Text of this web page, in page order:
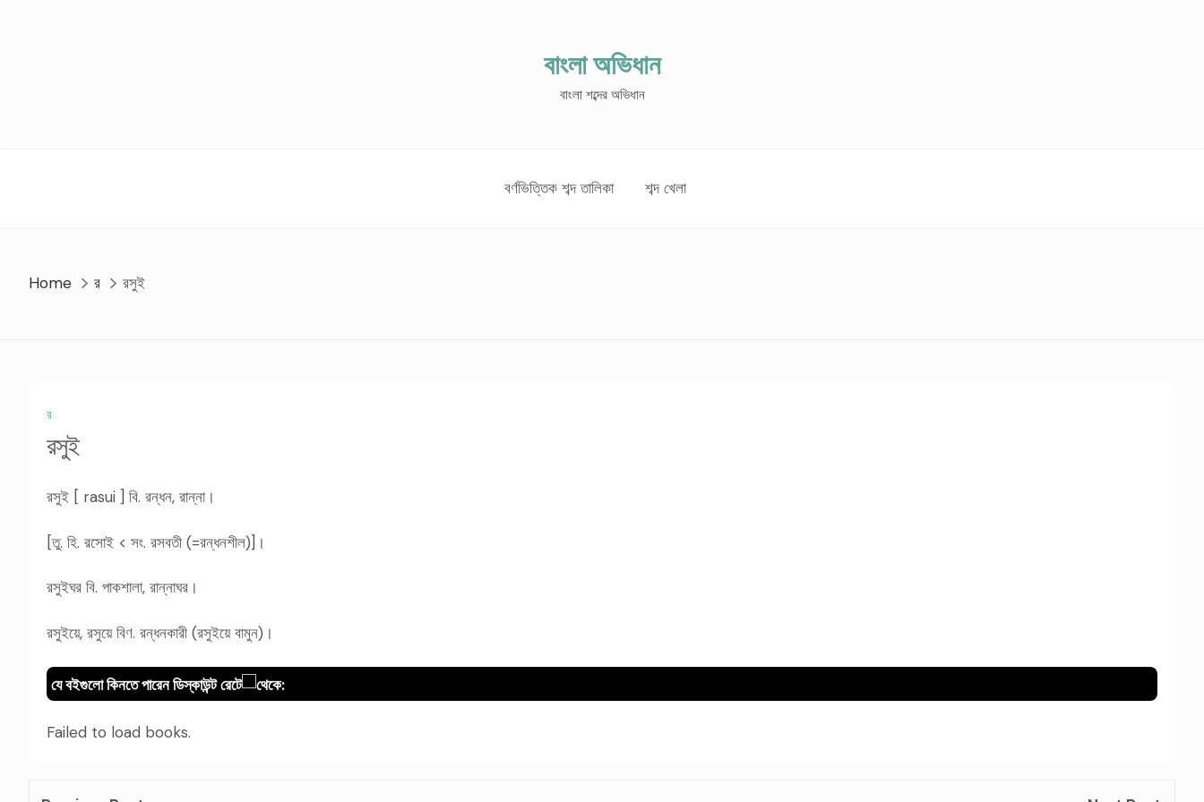
বাংলা অভিধান
বাংলা শব্দের অভিধান
বর্ণভিত্তিক শব্দ তালিকা শব্দ খেলা
Home র রসুই
র
রসুই
রসুই [ rasui ] বি. রন্ধন, রান্না।
[তু. হি. রসোই < সং. রসবতী (=রন্ধনশীল)]।
রসুইঘর বি. পাকশালা, রান্নাঘর।
রসুইয়ে, রসুয়ে বিণ. রন্ধনকারী (রসুইয়ে বামুন)।
যে বইগুলো কিনতে পারেন ডিস্কাউন্ট রেটে থেকে:
Failed to load books.